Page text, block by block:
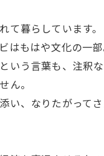
て暮らしています。
はもはや文化の一部
いう言葉も、注釈
ん。
、なりたがってさ